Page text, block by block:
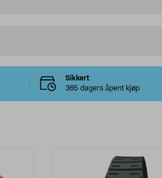
Sikkert
365 dagers åpent kjøp